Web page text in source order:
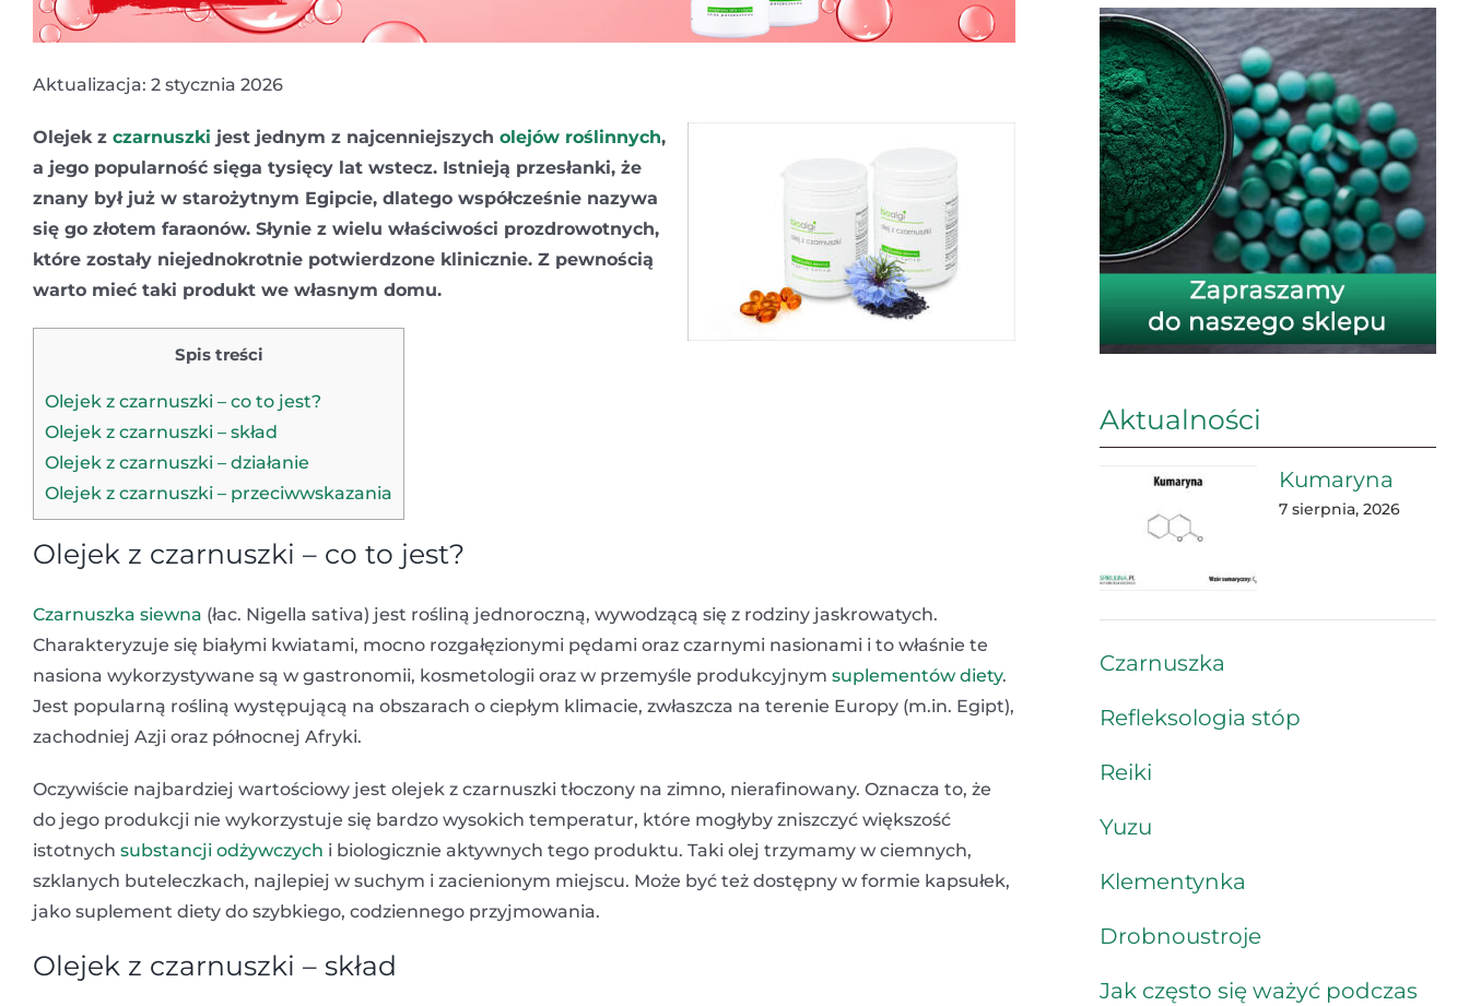
Aktualizacja: 2 stycznia 2026
Olejek z czarnuszki jest jednym z najcenniejszych olejów roślinnych,
a jego popularność sięga tysięcy lat wstecz. Istnieją przesłanki, że
znany był już w starożytnym Egipcie, dlatego współcześnie nazywa
się go złotem faraonów. Słynie z wielu właściwości prozdrowotnych,
które zostały niejednokrotnie potwierdzone klinicznie. Z pewnością
warto mieć taki produkt we własnym domu.
Spis treści
Olejek z czarnuszki – co to jest?
Olejek z czarnuszki – skład
Olejek z czarnuszki – działanie
Olejek z czarnuszki – przeciwwskazania
Olejek z czarnuszki – co to jest?
Czarnuszka siewna (łac. Nigella sativa) jest rośliną jednoroczną, wywodzącą się z rodziny jaskrowatych.
Charakteryzuje się białymi kwiatami, mocno rozgałęzionymi pędami oraz czarnymi nasionami i to właśnie te
nasiona wykorzystywane są w gastronomii, kosmetologii oraz w przemyśle produkcyjnym suplementów diety.
Jest popularną rośliną występującą na obszarach o ciepłym klimacie, zwłaszcza na terenie Europy (m.in. Egipt),
zachodniej Azji oraz północnej Afryki.
Oczywiście najbardziej wartościowy jest olejek z czarnuszki tłoczony na zimno, nierafinowany. Oznacza to, że
do jego produkcji nie wykorzystuje się bardzo wysokich temperatur, które mogłyby zniszczyć większość
istotnych substancji odżywczych i biologicznie aktywnych tego produktu. Taki olej trzymamy w ciemnych,
szklanych buteleczkach, najlepiej w suchym i zacienionym miejscu. Może być też dostępny w formie kapsułek,
jako suplement diety do szybkiego, codziennego przyjmowania.
Olejek z czarnuszki – skład
Aktualności
Kumaryna
7 sierpnia, 2026
Czarnuszka
Refleksologia stóp
Reiki
Yuzu
Klementynka
Drobnoustroje
Jak często się ważyć podczas